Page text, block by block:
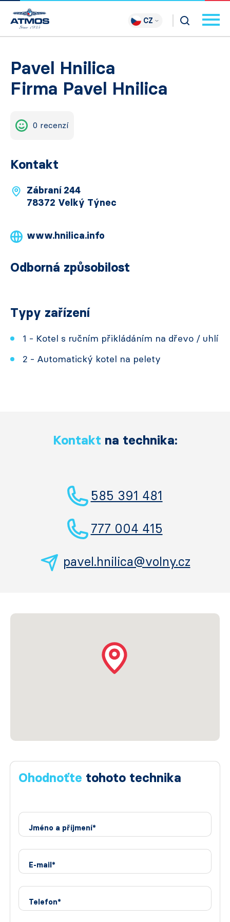
CZ
Pavel Hnilica
Firma Pavel Hnilica
0 recenzí
Kontakt
Zábraní 244
78372 Velký Týnec
www.hnilica.info
Odborná způsobilost
Typy zařízení
1 - Kotel s ručním přikládáním na dřevo / uhlí
2 - Automatický kotel na pelety
Kontakt na technika:
585 391 481
777 004 415
pavel.hnilica@volny.cz
Ohodnoťte tohoto technika
Jméno a příjmení*
E-mail*
Telefon*